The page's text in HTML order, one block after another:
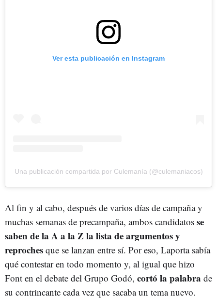
Ver esta publicación en Instagram
Una publicación compartida por Culemanía (@culemaniacos)
Al fin y al cabo, después de varios días de campaña y
muchas semanas de precampaña, ambos candidatos se
saben de la A a la Z la lista de argumentos y
reproches que se lanzan entre sí. Por eso, Laporta sabía
qué contestar en todo momento y, al igual que hizo
Font en el debate del Grupo Godó, cortó la palabra de
su contrincante cada vez que sacaba un tema nuevo.